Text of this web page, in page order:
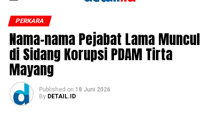
PERKARA
Nama-nama Pejabat Lama Muncul
di Sidang Korupsi PDAM Tirta
Mayang
Published on 18 Juni 2026
By DETAIL.ID